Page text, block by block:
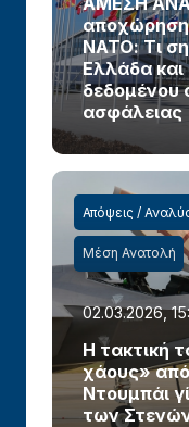
ΝΑΤΟ: Τι
Ελλάδα και
δεδομένου
ασφάλειας
Απόψεις /
Μέση Ανατολή
02.03.2026,
Η τακτική
χάους» από
Ντουμπάι
των